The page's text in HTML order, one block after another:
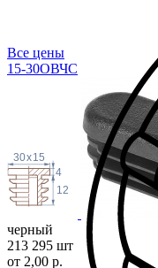
Все цены
15-30ОВЧС
4
12
15
x
30
черный
213 295 шт
от 2,00 р.